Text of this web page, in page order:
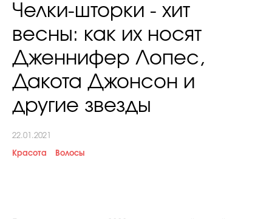
Хит недели от стилиста
Челки-шторки - хит
весны: как их носят
Дженнифер Лопес,
Дакота Джонсон и
другие звезды
22.01.2021
Красота Волосы